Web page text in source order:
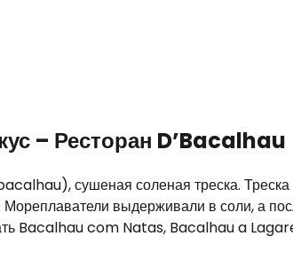
– Ресторан D’Bacalhau
сушеная соленая треска. Треска
Мореплаватели выдерживали в соли, а
Bacalhau com Natas, Bacalhau a